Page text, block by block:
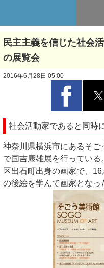
民主主義を信じた社会
の展覧会
2016年6月28日 05:00
社会活動家であると同時
神奈川県横浜市にあるそご
で国吉康雄展を行ってい
区出石町出身の画家で、
の後絵を学んで画家となっ